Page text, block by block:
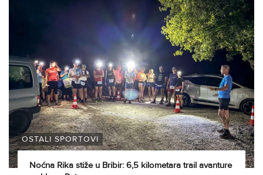
OSTALI SPORTOVI
Noćna Rika stiže u Bribir: 6,5 kilometara trail avanture